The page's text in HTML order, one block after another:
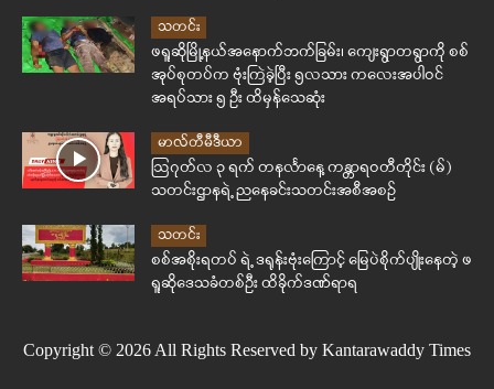
သတင်း
ဖရူဆိုမြို့နယ်အနောက်ဘက်ခြမ်း၊ ကျေးရွာတရွာကို စစ်
အုပ်စုတပ်က ဗုံးကြဲခဲ့ပြီး ၅လသား ကလေးအပါဝင်
အရပ်သား ၅ ဦး ထိမှန်သေဆုံး
မာလ်တီမီဒီယာ
ဩဂုတ်လ ၃ ရက် တနင်္လာနေ့ ကန္တာရဝတီတိုင်း (မ်)
သတင်းဌာနရဲ့ ညနေခင်းသတင်းအစီအစဉ်
သတင်း
စစ်အစိုးရတပ် ရဲ့ ဒရုန်းဗုံးကြောင့် မြေပဲစိုက်ပျိုးနေတဲ့ ဖ
ရူဆိုဒေသခံတစ်ဦး ထိခိုက်ဒဏ်ရာရ
Copyright © 2026 All Rights Reserved by Kantarawaddy Times